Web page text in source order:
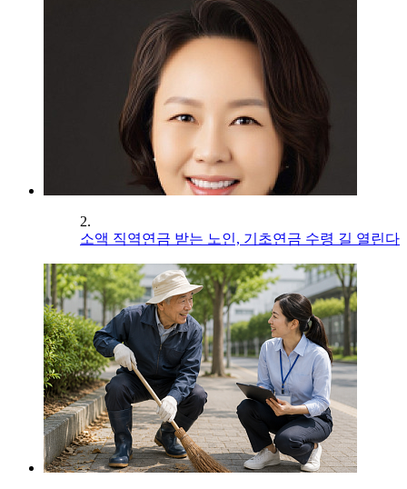
2.
소액 직역연금 받는 노인, 기초연금 수령 길 열린다